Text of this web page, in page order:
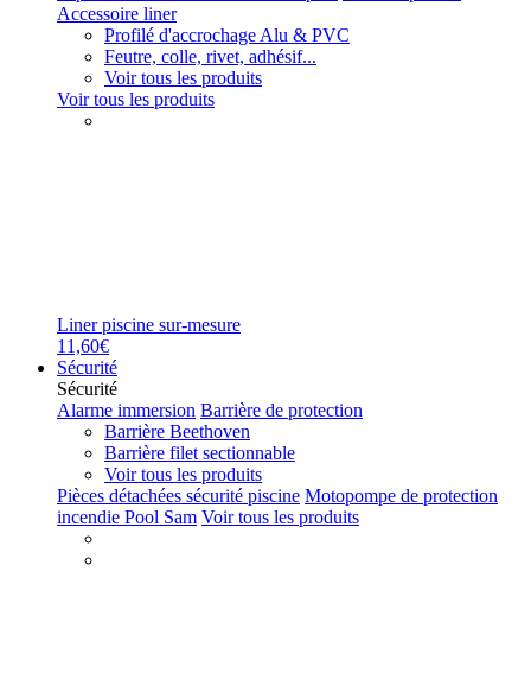
Accessoire liner
Profilé d'accrochage Alu & PVC
Feutre, colle, rivet, adhésif...
Voir tous les produits
Voir tous les produits
Liner piscine sur-mesure
11,60€
Sécurité
Sécurité
Alarme immersion Barrière de protection
Barrière Beethoven
Barrière filet sectionnable
Voir tous les produits
Pièces détachées sécurité piscine Motopompe de protection
incendie Pool Sam Voir tous les produits